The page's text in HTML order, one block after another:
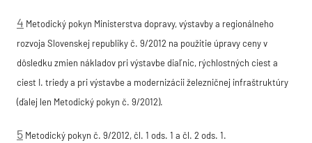
4 Metodický pokyn Ministerstva dopravy, výstavby a regionálneho
rozvoja Slovenskej republiky č. 9/2012 na použitie úpravy ceny v
dôsledku zmien nákladov pri výstavbe diaľnic, rýchlostných ciest a
ciest I. triedy a pri výstavbe a modernizácii železničnej infraštruktúry
(ďalej len Metodický pokyn č. 9/2012).
5 Metodický pokyn č. 9/2012, čl. 1 ods. 1 a čl. 2 ods. 1.